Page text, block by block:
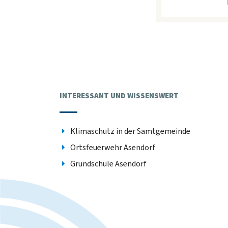
INTERESSANT UND WISSENSWERT
Klimaschutz in der Samtgemeinde
Ortsfeuerwehr Asendorf
Grundschule Asendorf